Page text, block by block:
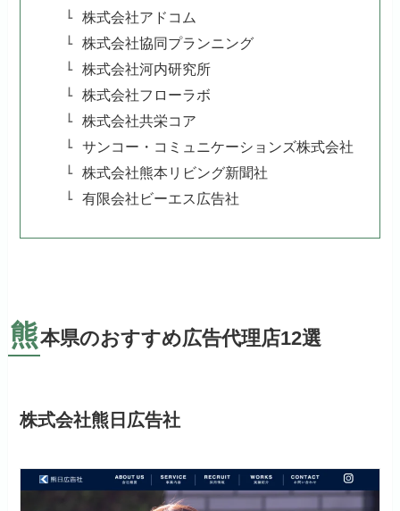
株式会社アドコム
株式会社協同プランニング
株式会社河内研究所
株式会社フローラボ
株式会社共栄コア
サンコー・コミュニケーションズ株式会社
株式会社熊本リビング新聞社
有限会社ビーエス広告社
熊本県のおすすめ広告代理店12選
株式会社熊日広告社